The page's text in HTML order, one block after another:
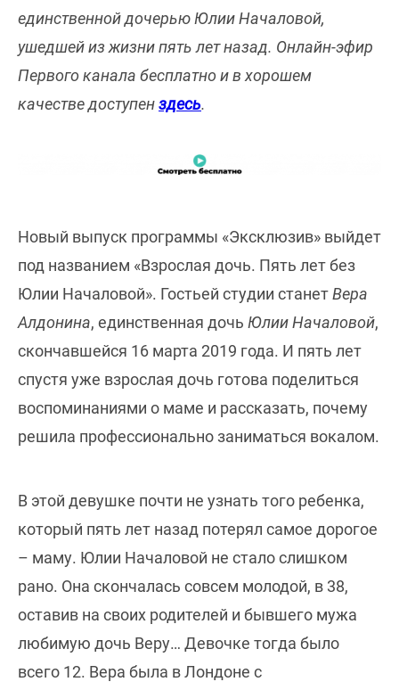
единственной дочерью Юлии Началовой,
ушедшей из жизни пять лет назад. Онлайн-эфир
Первого канала бесплатно и в хорошем
качестве доступенздесь.
Новый выпуск программы «Эксклюзив» выйдет
под названием «Взрослая дочь. Пять лет без
Юлии Началовой». Гостьей студии станетВера
Алдонина, единственная дочь Юлии Началовой,
скончавшейся 16 марта 2019 года. И пять лет
спустя уже взрослая дочь готова поделиться
воспоминаниями о маме и рассказать, почему
решила профессионально заниматься вокалом.
В этой девушке почти не узнать того ребенка,
который пять лет назад потерял самое дорогое
– маму. Юлии Началовой не стало слишком
рано. Она скончалась совсем молодой, в 38,
оставив на своих родителей и бывшего мужа
любимую дочь Веру… Девочке тогда было
всего 12. Вера была в Лондоне с